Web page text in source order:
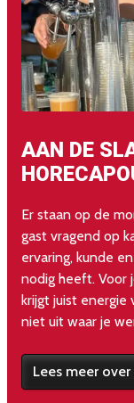
AAN DE
Er staan op de
gast vragend op
ervaring, kunde
nodig heeft. Voor
krijgt juist energie
niet uit waar je
Lees meer